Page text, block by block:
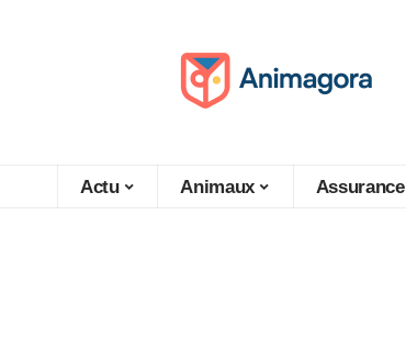
Actu Animaux Assurance